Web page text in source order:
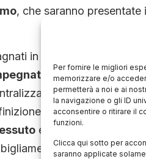
Per fornire le migliori
memorizzare e/o
permetterà a noi e ai
la navigazione o gli ID
acconsentire o ritirare il
funzioni.
Clicca qui sotto per
saranno applicate
, che saranno
in un tour alla
in Detox,
GIDA, il
tessuti Jersey
e il